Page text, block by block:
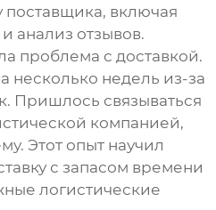
включая
анализ отзывов.
проблема с доставкой.
несколько недель из-за
Пришлось связываться
компанией,
Этот опыт научил
с запасом времени
логистические